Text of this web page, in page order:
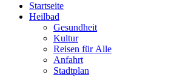
Start­sei­te
Heil­bad
Gesund­heit
Kul­tur
Rei­sen für Alle
Anfahrt
Stadt­plan